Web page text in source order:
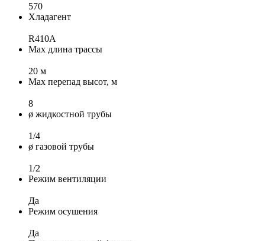
570
Хладагент
R410A
Max длина трассы
20 м
Max перепад высот, м
8
ø жидкостной трубы
1/4
ø газовой трубы
1/2
Режим вентиляции
Да
Режим осушения
Да